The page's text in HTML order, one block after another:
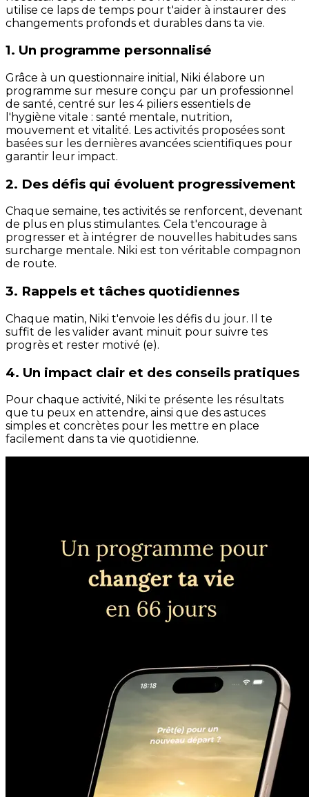
utilise ce laps de temps pour t'aider à instaurer des
changements profonds et durables dans ta vie.
1. Un programme personnalisé
Grâce à un questionnaire initial, Niki élabore un
programme sur mesure conçu par un professionnel
de santé, centré sur les 4 piliers essentiels de
l'hygiène vitale : santé mentale, nutrition,
mouvement et vitalité. Les activités proposées sont
basées sur les dernières avancées scientifiques pour
garantir leur impact.
2. Des défis qui évoluent progressivement
Chaque semaine, tes activités se renforcent, devenant
de plus en plus stimulantes. Cela t'encourage à
progresser et à intégrer de nouvelles habitudes sans
surcharge mentale. Niki est ton véritable compagnon
de route.
3. Rappels et tâches quotidiennes
Chaque matin, Niki t'envoie les défis du jour. Il te
suffit de les valider avant minuit pour suivre tes
progrès et rester motivé (e).
4. Un impact clair et des conseils pratiques
Pour chaque activité, Niki te présente les résultats
que tu peux en attendre, ainsi que des astuces
simples et concrètes pour les mettre en place
facilement dans ta vie quotidienne.